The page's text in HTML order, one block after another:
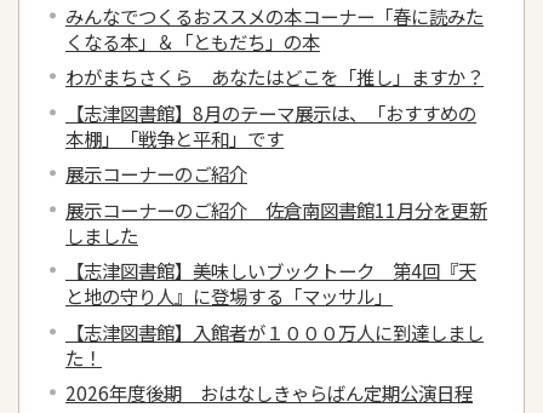
みんなでつくるおススメの本コーナー「春に読みた
くなる本」＆「ともだち」の本
わがまちさくら あなたはどこを「推し」ますか？
【志津図書館】8月のテーマ展示は、「おすすめの
本棚」「戦争と平和」です
展示コーナーのご紹介
展示コーナーのご紹介 佐倉南図書館11月分を更新
しました
【志津図書館】美味しいブックトーク 第4回『天
と地の守り人』に登場する「マッサル」
【志津図書館】入館者が１０００万人に到達しまし
た！
2026年度後期 おはなしきゃらばん定期公演日程